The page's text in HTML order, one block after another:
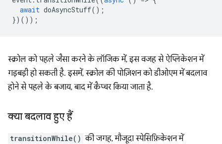
await doAsyncStuff();
})());
स्क्रोल को पहले जैसा करने के लॉजिक में, इस वजह से ऐप्लिकेशन में
गड़बड़ी हो सकती है. इसमें, स्क्रोल की पोज़िशन को डीओएम में बदलाव
होने से पहले के बजाय, बाद में कैप्चर किया जाता है.
क्या बदलाव हुए हैं
transitionWhile() की जगह, मौजूदा स्पेसिफ़िकेशन में